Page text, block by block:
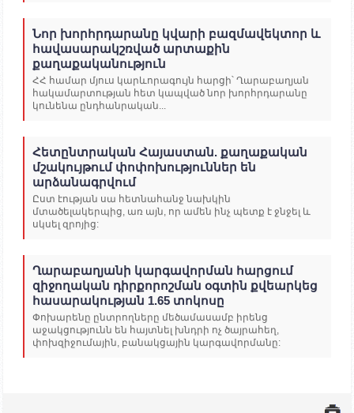
Նոր խորհրդարանը կվարի բազմավեկտոր և
հավասարակշռված արտաքին
քաղաքականություն
ՀՀ համար մյուս կարևորագույն հարցի՝ Ղարաբաղյան
հակամարտության հետ կապված նոր խորհրդարանը
կունենա ընդհանրական...
Հետընտրական Հայաստան. քաղաքական
մշակույթում փոփոխություններ են
արձանագրվում
Ըստ էության սա հետնահանջ նախկին
մտածելակերպից, առ այն, որ ամեն ինչ պետք է ջնջել և
սկսել զրոյից:
Ղարաբաղյանի կարգավորման հարցում
զիջողական դիրքորոշման օգտին քվեարկեց
հասարակության 1.65 տոկոսը
Փոխարենը ընտրողները մեծամասամբ իրենց
աջակցությունն են հայտնել խնդրի ոչ ծայրահեղ,
փոխզիջումային, բանակցային կարգավորմանը: